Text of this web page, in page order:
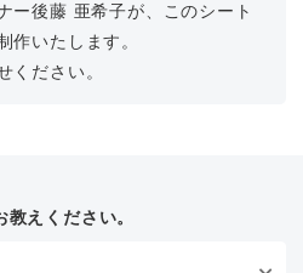
ー後藤 亜希子が、このシート
作いたします。
ください。
えください。